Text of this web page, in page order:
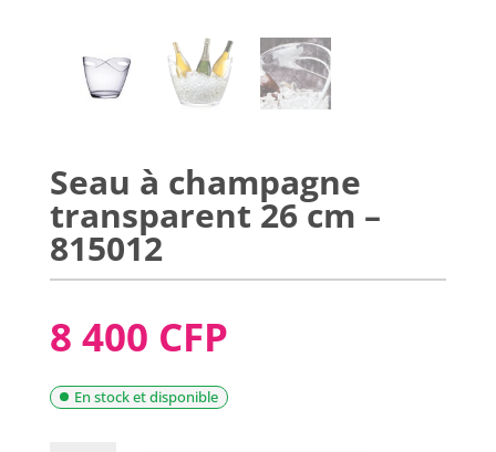
Seau à champagne
transparent 26 cm –
815012
8 400 CFP
En stock et disponible